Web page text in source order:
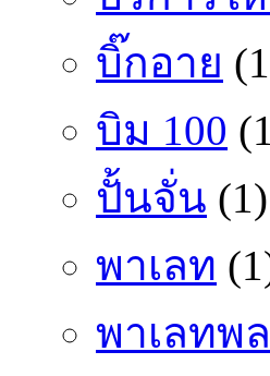
บิ๊กอาย
บิม 100
ปั้นจั่น (1)
พาเลท
พาเลทพ